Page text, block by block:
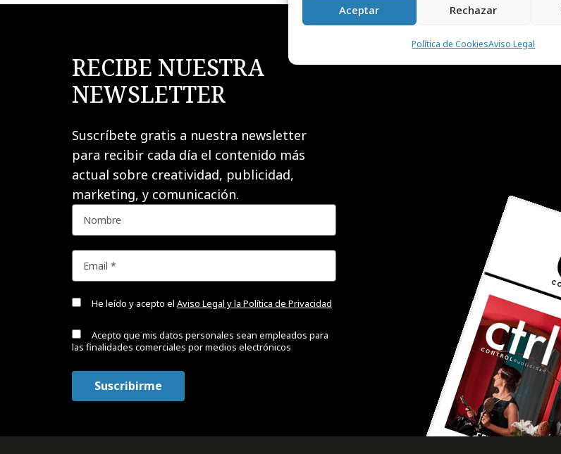
Aceptar Rechazar
Política de CookiesAviso Legal
RECIBE NUESTRA
NEWSLETTER
Suscríbete gratis a nuestra newsletter
para recibir cada día el contenido más
actual sobre creatividad, publicidad,
marketing, y comunicación.
He leído y acepto el Aviso Legal y la Política de Privacidad
Acepto que mis datos personales sean empleados para
las finalidades comerciales por medios electrónicos